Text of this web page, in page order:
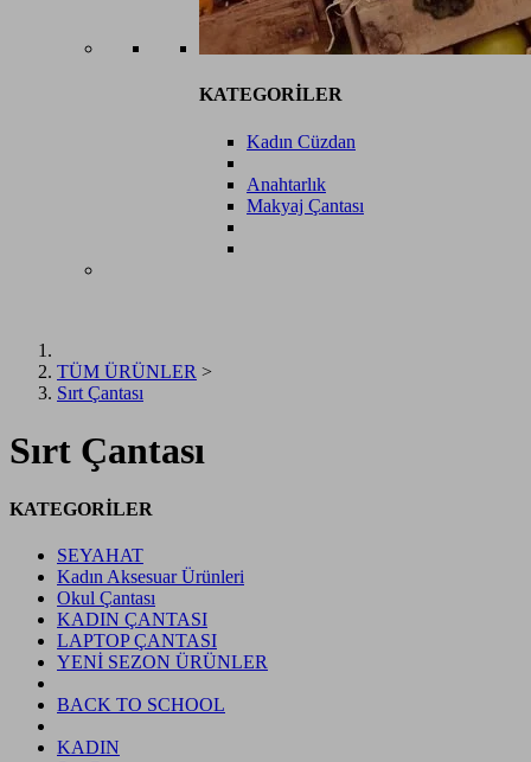
KATEGORİLER
Kadın Cüzdan
Anahtarlık
Makyaj Çantası
TÜM ÜRÜNLER >
Sırt Çantası
Sırt Çantası
KATEGORİLER
SEYAHAT
Kadın Aksesuar Ürünleri
Okul Çantası
KADIN ÇANTASI
LAPTOP ÇANTASI
YENİ SEZON ÜRÜNLER
BACK TO SCHOOL
KADIN